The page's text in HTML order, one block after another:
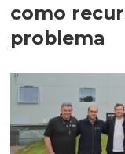
como
problema